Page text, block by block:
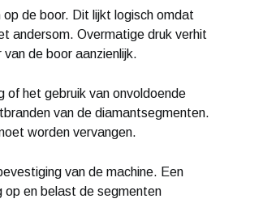
de boor. Dit lijkt logisch omdat
andersom. Overmatige druk verhit
de boor aanzienlijk.
het gebruik van onvoldoende
van de diamantsegmenten.
worden vervangen.
van de machine. Een
op en belast de segmenten